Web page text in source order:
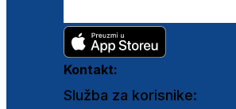
Kontakt:
Služba za korisnike: